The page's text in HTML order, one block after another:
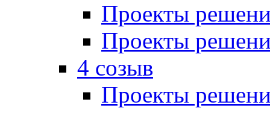
Проекты
Проекты
4 созыв
Проекты